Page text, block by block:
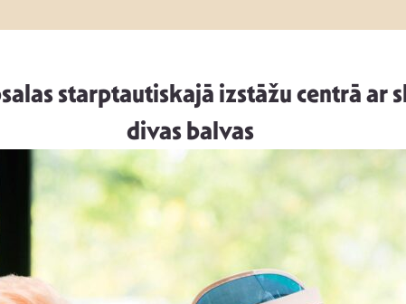
starptautiskajā izstāžu centrā ar
divas balvas